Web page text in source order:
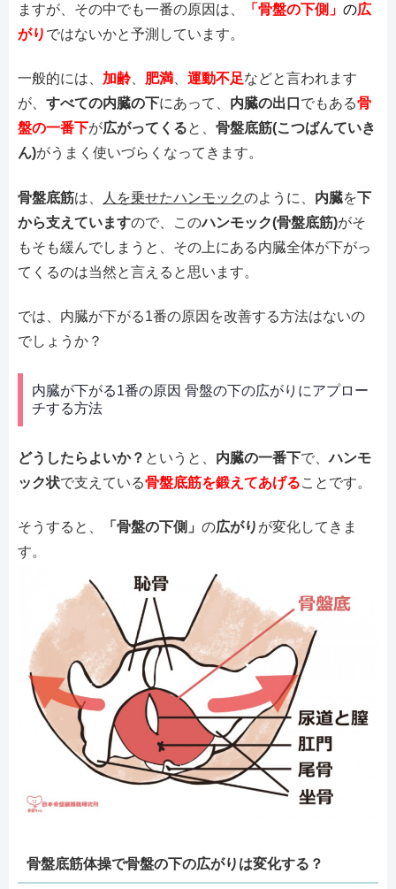
ますが、その中でも一番の原因は、
「 骨盤の下側」 の広
がり ではないかと予測しています。
一般的には、 加齢 肥満 運動不足などと言われます
が、 すべての内臓の下にあって、 内臓の出口 でもある骨
盤の一番下が広がってくると、 骨盤底筋(こつばんていき
ん)がうまく使いづらくなってきます。
骨盤底筋は、 人を乗せたハンモックのように、 内臓を下
から支えていますので、このハンモック(骨盤底筋)がそ
もそも緩んでしまうと、その上にある内臓全体が下がっ
てくるのは当然と言えると思います。
では、内臓が下がる1番の原因を改善する方法はないの
でしょうか？
内臓が下がる1番の原因 骨盤の下の広がりにアプロー
チする方法
どうしたらよいか？ というと、 内臓の一番下で、ハンモ
ック状で支えている骨盤底筋を鍛えてあげることです。
そうすると、 「骨盤の下側」 の広がり が変化してきま
す。
骨盤底筋体操で骨盤の下の広がりは変化する？